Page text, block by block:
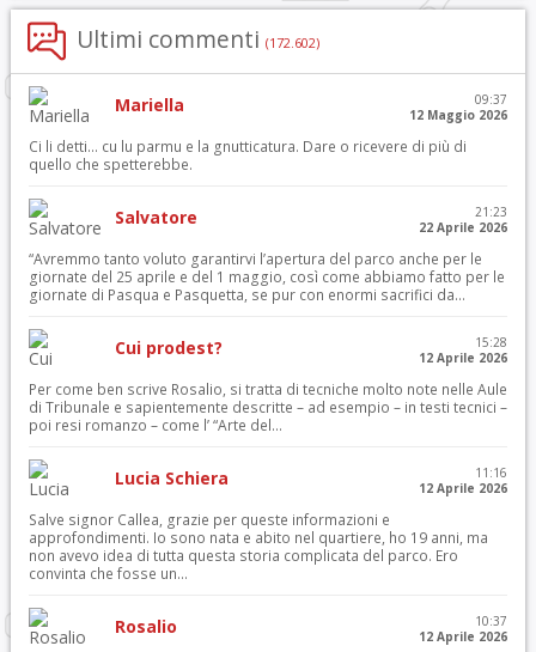
Ultimi commenti (172.602)
Mariella
09:37
12 Maggio 2026
Ci li detti… cu lu parmu e la gnutticatura. Dare o ricevere di più di
quello che spetterebbe.
Salvatore
21:23
22 Aprile 2026
“Avremmo tanto voluto garantirvi l’apertura del parco anche per le
giornate del 25 aprile e del 1 maggio, così come abbiamo fatto per le
giornate di Pasqua e Pasquetta, se pur con enormi sacrifici da...
Cui prodest?
15:28
12 Aprile 2026
Per come ben scrive Rosalio, si tratta di tecniche molto note nelle Aule
di Tribunale e sapientemente descritte – ad esempio – in testi tecnici –
poi resi romanzo – come l’ “Arte del...
Lucia Schiera
11:16
12 Aprile 2026
Salve signor Callea, grazie per queste informazioni e
approfondimenti. Io sono nata e abito nel quartiere, ho 19 anni, ma
non avevo idea di tutta questa storia complicata del parco. Ero
convinta che fosse un...
Rosalio
10:37
12 Aprile 2026